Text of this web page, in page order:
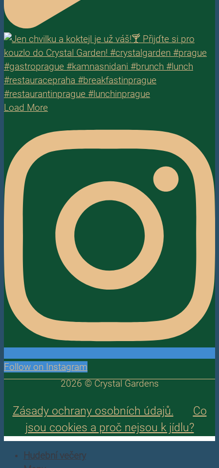
Load More
Follow on Instagram
2026 © Crystal Gardens
Zásady ochrany osobních údajů.
Co
jsou cookies a proč nejsou k jídlu?
Hudební večery